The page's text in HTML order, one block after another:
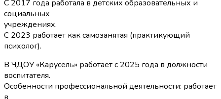
С 2017 года работала в детских образовательных и
социальных
учреждениях.
С 2023 работает как самозанятая (практикующий
психолог).
В ЧДОУ «Карусель» работает с 2025 года в должности
воспитателя.
Особенности профессиональной деятельности: работает